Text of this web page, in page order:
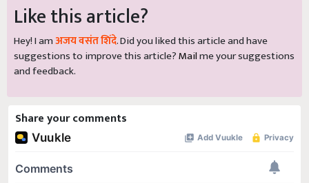
Like this article?
Hey! I amअजय वसंत शिंदे. Did you liked this article and have
suggestions to improve this article?Mailme your suggestions
and feedback.
Share your comments